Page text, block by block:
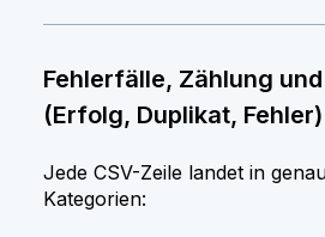
Fehlerfälle, Zählung
(Erfolg, Duplikat, Fehler)
Jede CSV-Zeile landet in
Kategorien: